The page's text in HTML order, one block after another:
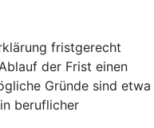
fristgerecht
der Frist einen
Gründe sind etwa
beruflicher